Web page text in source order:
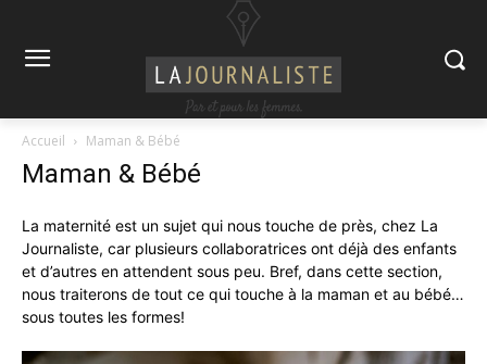
Accueil Maman & Bébé
Maman & Bébé
La maternité est un sujet qui nous touche de près, chez La
Journaliste, car plusieurs collaboratrices ont déjà des enfants
et d’autres en attendent sous peu. Bref, dans cette section,
nous traiterons de tout ce qui touche à la maman et au bébé…
sous toutes les formes!